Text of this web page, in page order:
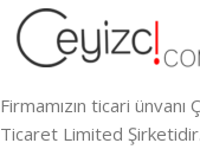
Firmamızın ticari
Ticaret Limited Şirketidir.